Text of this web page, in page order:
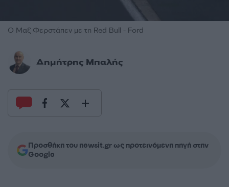
Ο Μαξ Φερστάπεν με τη Red Bull - Ford
Δημήτρης Μπαλής
Προσθήκη του newsit.gr ως προτεινόμενη πηγή στην
Google